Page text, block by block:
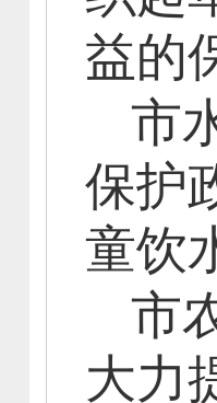
益的
市
保护
童饮
市
大力